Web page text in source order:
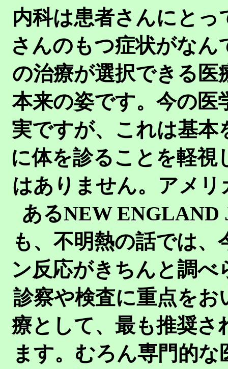
内科は患者さんにと
さんのもつ症状がな
の治療が選択できる医
本来の姿です。今の医
実ですが、これは基
に体を診ることを軽
はありません。アメ
あるNEW
も、不明熱の話では
ン反応がきちんと調
診察や検査に重点をお
療として、最も推奨さ
ます。むろん専門的